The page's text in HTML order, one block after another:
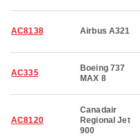
AC8138 Airbus A321
AC335
Boeing 737
MAX 8
AC8120
Canadair
Regional Jet
900